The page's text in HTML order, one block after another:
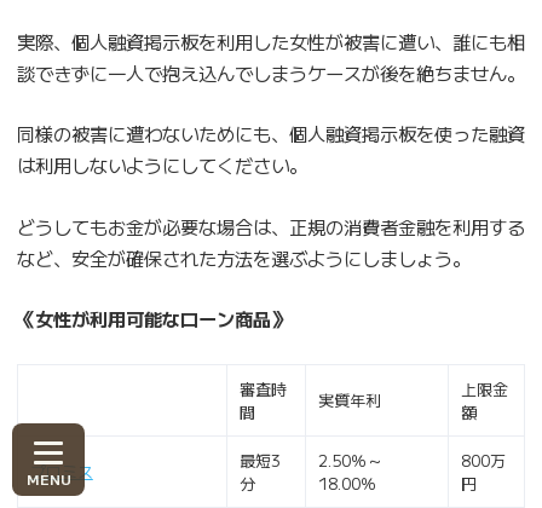
実際、個人融資掲示板を利用した女性が被害に遭い、誰にも相
談できずに一人で抱え込んでしまうケースが後を絶ちません。
同様の被害に遭わないためにも、個人融資掲示板を使った融資
は利用しないようにしてください。
どうしてもお金が必要な場合は、正規の消費者金融を利用する
など、安全が確保された方法を選ぶようにしましょう。
《女性が利用可能なローン商品》
審査時
間
実質年利
上限金
額
プロミス
最短3
分
2.50％～
18.00％
800万
円